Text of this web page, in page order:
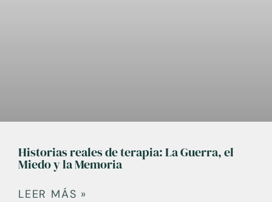
Historias reales de terapia: La Guerra, el
Miedo y la Memoria
LEER MÁS »